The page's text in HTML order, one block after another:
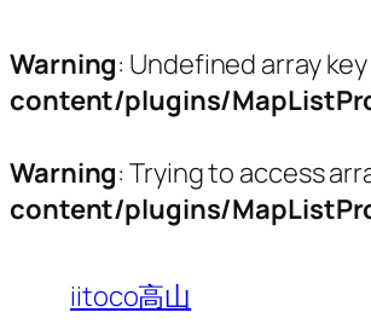
Warning: Undefined array
content/plugins/
Warning: Trying to access
content/plugins/
iitoco高山